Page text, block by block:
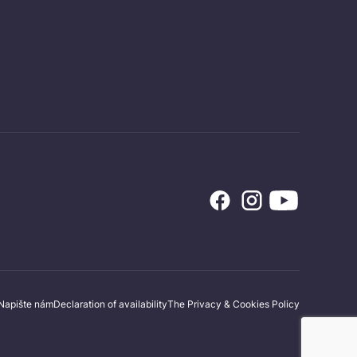
námDeclaration of availabilityThe Privacy & Cookies Policy